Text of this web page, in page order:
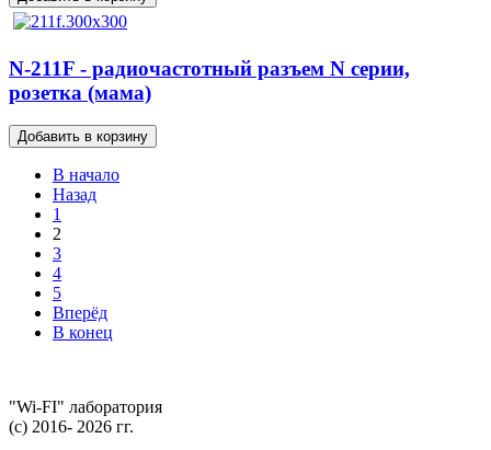
N-211F - радиочастотный разъем N серии,
розетка (мама)
В начало
Назад
1
2
3
4
5
Вперёд
В конец
"Wi-FI" лаборатория
(с) 2016- 2026 гг.